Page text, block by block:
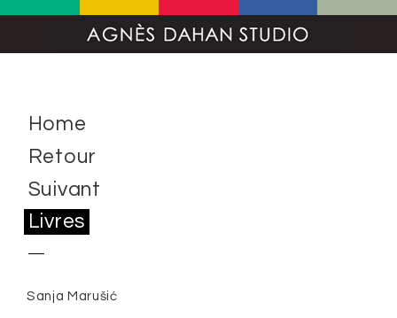
Home
Retour
Suivant
Livres
Sanja Marušić